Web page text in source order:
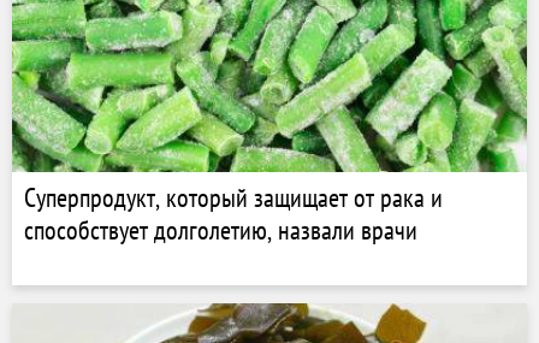
Суперпродукт, который защищает от рака и
способствует долголетию, назвали врачи